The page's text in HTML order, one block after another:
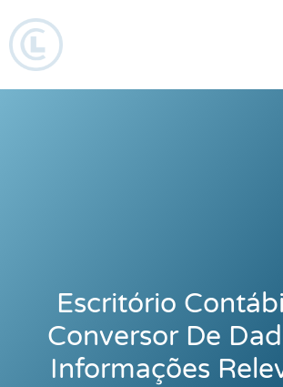
Escritório
Conversor De
Informações